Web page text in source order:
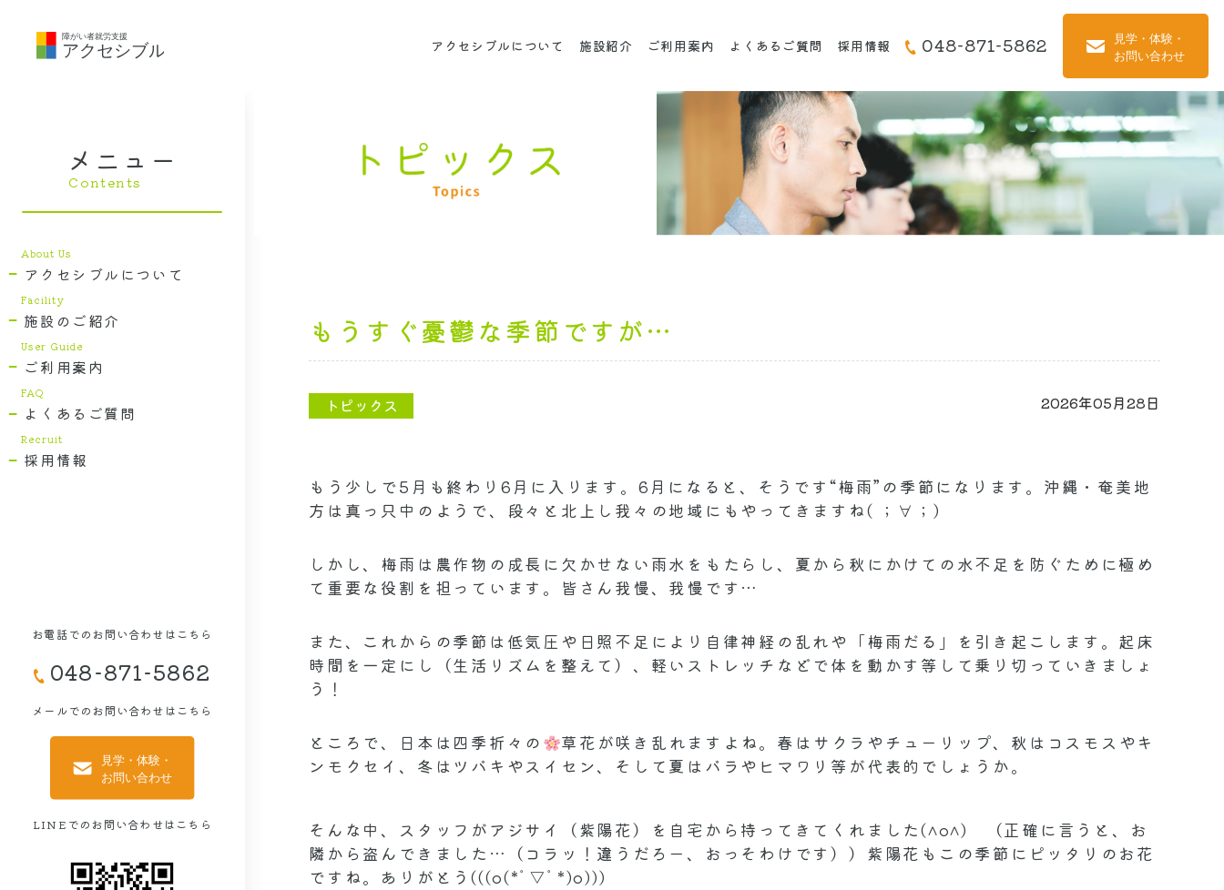
アクセシブルについて 施設紹介 ご利用案内 よくあるご質問 採用情報 048-871-5862
メニュー
アクセシブルについて
施設のご紹介
ご利用案内
よくあるご質問
採用情報
お電話でのお問い合わせはこちら
048-871-5862
メールでのお問い合わせはこちら
LINEでのお問い合わせはこちら
もうすぐ憂鬱な季節ですが…
トピックス 2026年05月28日
もう少しで5月も終わり6月に入ります。6月になると、そうです“梅雨”の季節になります。沖縄・奄美地
方は真っ只中のようで、段々と北上し我々の地域にもやってきますね( ；∀；)
しかし、梅雨は農作物の成長に欠かせない雨水をもたらし、夏から秋にかけての水不足を防ぐために極め
て重要な役割を担っています。皆さん我慢、我慢です…
また、これからの季節は低気圧や日照不足により自律神経の乱れや「梅雨だる」を引き起こします。起床
時間を一定にし（生活リズムを整えて）、軽いストレッチなどで体を動かす等して乗り切っていきましょ
う！
ところで、日本は四季折々の
草花が咲き乱れますよね。春はサクラやチューリップ、秋はコスモスやキ
ンモクセイ、冬はツバキやスイセン、そして夏はバラやヒマワリ等が代表的でしょうか。
そんな中、スタッフがアジサイ（紫陽花）を自宅から持ってきてくれました(^o^) （正確に言うと、お
隣から盗んできました…（コラッ！違うだろー、おっそわけです））紫陽花もこの季節にピッタリのお花
ですね。ありがとう(((o(*ﾟ▽ﾟ*)o)))